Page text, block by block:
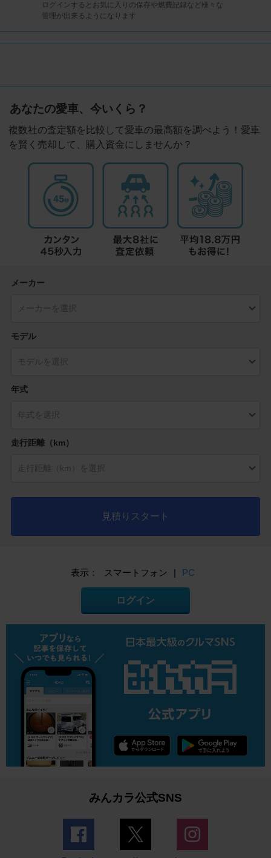
ログインするとお気に入りの保存や燃費記録など様々な
管理が出来るようになります
あなたの愛車、今いくら？
複数社の査定額を比較して愛車の最高額を調べよう！愛車
を賢く売却して、購入資金にしませんか？
メーカー
モデル
年式
走行距離（km）
見積りスタート
表示： スマートフォン | PC
ログイン
みんカラ公式SNS